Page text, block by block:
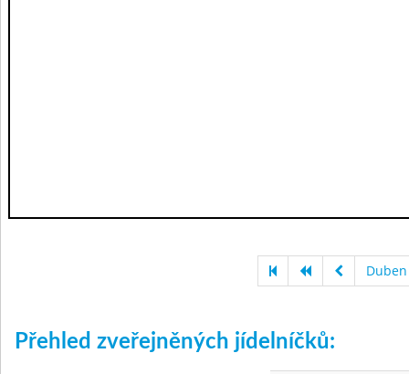
Přehled zveřejněných jídelníčků: